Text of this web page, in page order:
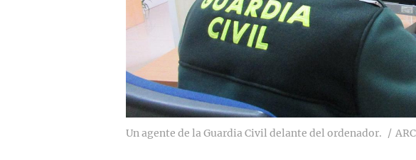
Un agente de la Guardia Civil delante del ordenador.